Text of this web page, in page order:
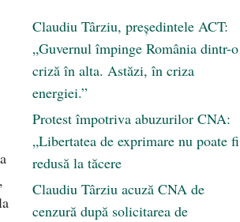
Claudiu Târziu, președintele ACT:
„Guvernul împinge România dintr-o
criză în alta. Astăzi, în criza
energiei.”
Protest împotriva abuzurilor CNA:
„Libertatea de exprimare nu poate fi
redusă la tăcere
Claudiu Târziu acuză CNA de
cenzură după solicitarea de